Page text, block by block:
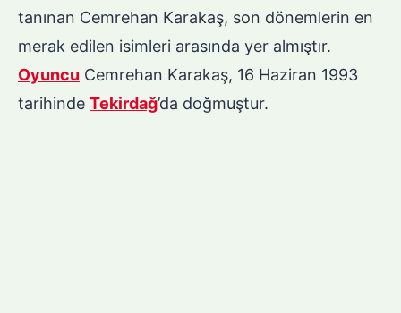
tanınan Cemrehan Karakaş, son dönemlerin en
merak edilen isimleri arasında yer almıştır.
Oyuncu Cemrehan Karakaş, 16 Haziran 1993
tarihinde Tekirdağ’da doğmuştur.